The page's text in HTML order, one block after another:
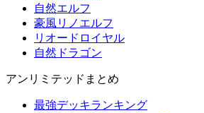
自然エルフ
豪風リノエルフ
リオードロイヤル
自然ドラゴン
アンリミテッドまとめ
最強デッキランキング